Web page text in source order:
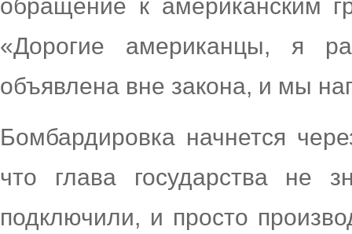
обращение к американским
«Дорогие американцы, я
объявлена вне закона, и мы
Бомбардировка начнется
что глава государства
подключили, и просто